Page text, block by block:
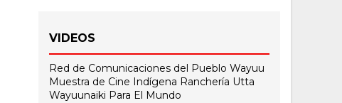
VIDEOS
Red de Comunicaciones del Pueblo Wayuu
Muestra de Cine Indígena Ranchería Utta
Wayuunaiki Para El Mundo